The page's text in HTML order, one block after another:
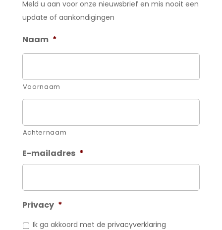
Meld u aan voor onze nieuwsbrief en mis nooit een
update of aankondigingen
Naam *
Voornaam
Achternaam
E-mailadres *
Privacy *
Ik ga akkoord met de privacyverklaring